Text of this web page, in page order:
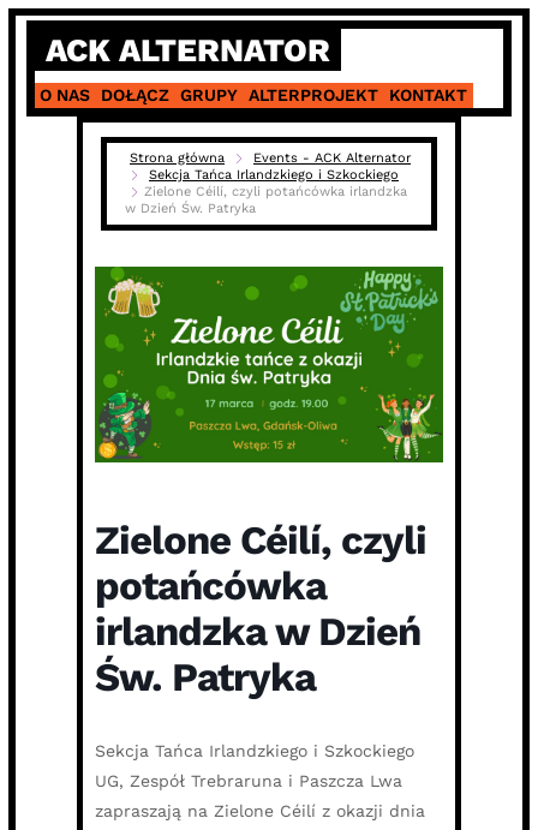
Skip
content
ACK ALTERNATOR
O NAS DOŁĄCZ GRUPY ALTERPROJEKT KONTAKT
Strona główna
Events - ACK Alternator
Sekcja Tańca Irlandzkiego i Szkockiego
Zielone Céilí, czyli potańcówka irlandzka
w Dzień Św. Patryka
Zielone Céilí, czyli
potańcówka
irlandzka w Dzień
Św. Patryka
Sekcja Tańca Irlandzkiego i Szkockiego
UG, Zespół Trebraruna i Paszcza Lwa
zapraszają na Zielone Céilí z okazji dnia